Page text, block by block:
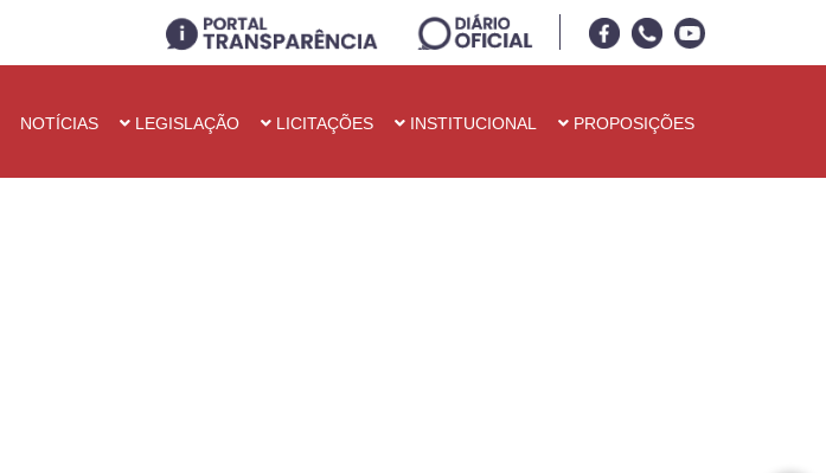
NOTÍCIAS LEGISLAÇÃO LICITAÇÕES INSTITUCIONAL PROPOSIÇÕES